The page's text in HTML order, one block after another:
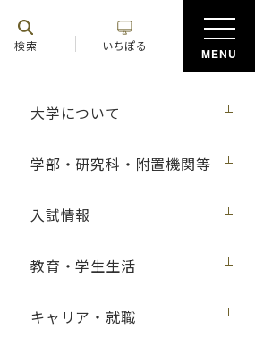
大学について
学部・研究科・附置機関等
入試情報
教育・学生生活
キャリア・就職
検索 いちぽる
MENU